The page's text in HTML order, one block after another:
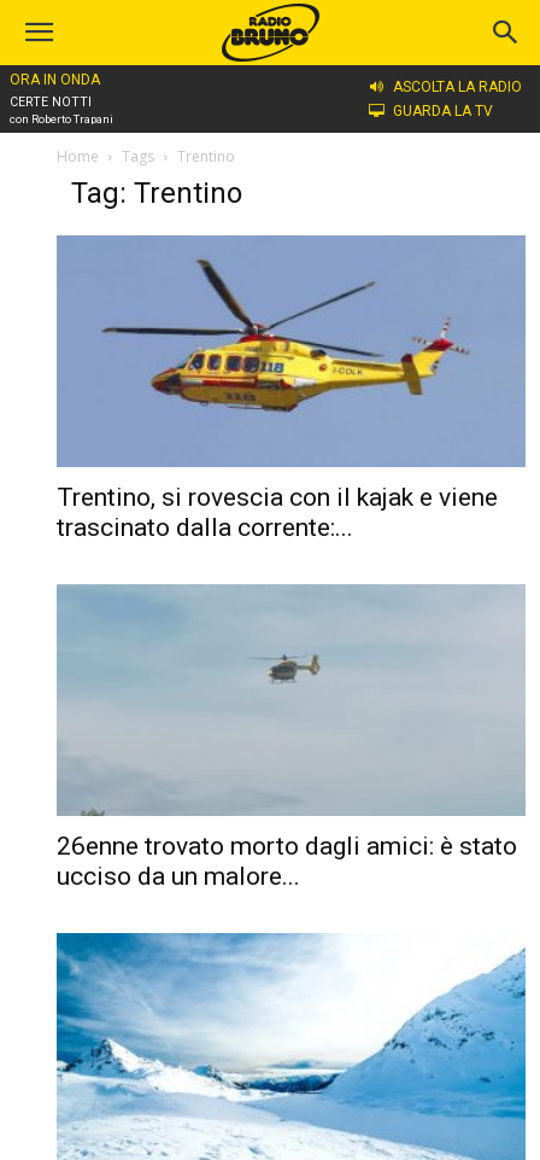
ORA IN ONDA
CERTE NOTTI
con Roberto Trapani
ASCOLTA LA RADIO
GUARDA LA TV
Home Tags Trentino
Tag: Trentino
Trentino, si rovescia con il kajak e viene
trascinato dalla corrente:...
26enne trovato morto dagli amici: è stato
ucciso da un malore...